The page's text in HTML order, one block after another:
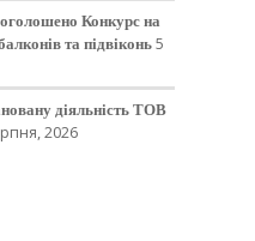
Конкурс на
та підвіконь5
діяльність ТОВ
2026